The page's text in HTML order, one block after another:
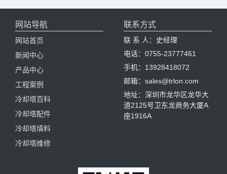
网站导航
网站首页
新闻中心
产品中心
工程案例
冷却塔百科
冷却塔配件
冷却塔填料
冷却塔维修
联系方式
联 系 人：史经理
电话：0755-23777461
手机：13928418072
邮箱：sales@trlon.com
地址：深圳市龙华区龙华大
道2125号卫东龙商务大厦A
座1916A